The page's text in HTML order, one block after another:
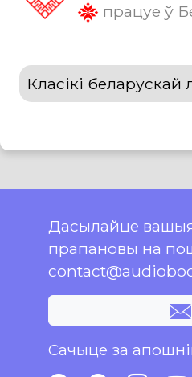
працуе ў
Класікі беларускай
Дасылайце вашыя
прапановы на
Сачыце за